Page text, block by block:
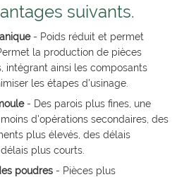
suivants.
- Poids réduit et permet
la production de pièces
intégrant ainsi les composants
les étapes d'usinage.
- Des parois plus fines, une
d'opérations secondaires, des
plus élevés, des délais
plus courts.
poudres - Pièces plus